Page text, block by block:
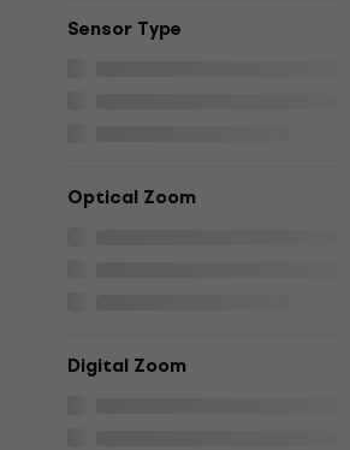
Sensor Type
Optical Zoom
Digital Zoom